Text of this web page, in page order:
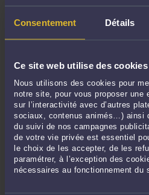
Consentement Détails
Ce site web utilise des cookies
Nous utilisons des cookies pour
notre site, pour vous proposer une
sur l’interactivité avec d’autres
sociaux, contenus animés…) ainsi
du suivi de nos campagnes
de votre vie privée est essentiel
le choix de les accepter, de les
paramétrer, à l’exception des
nécessaires au fonctionnement du
POSER UNE QUESTION
RECHERCHE
Publié du au